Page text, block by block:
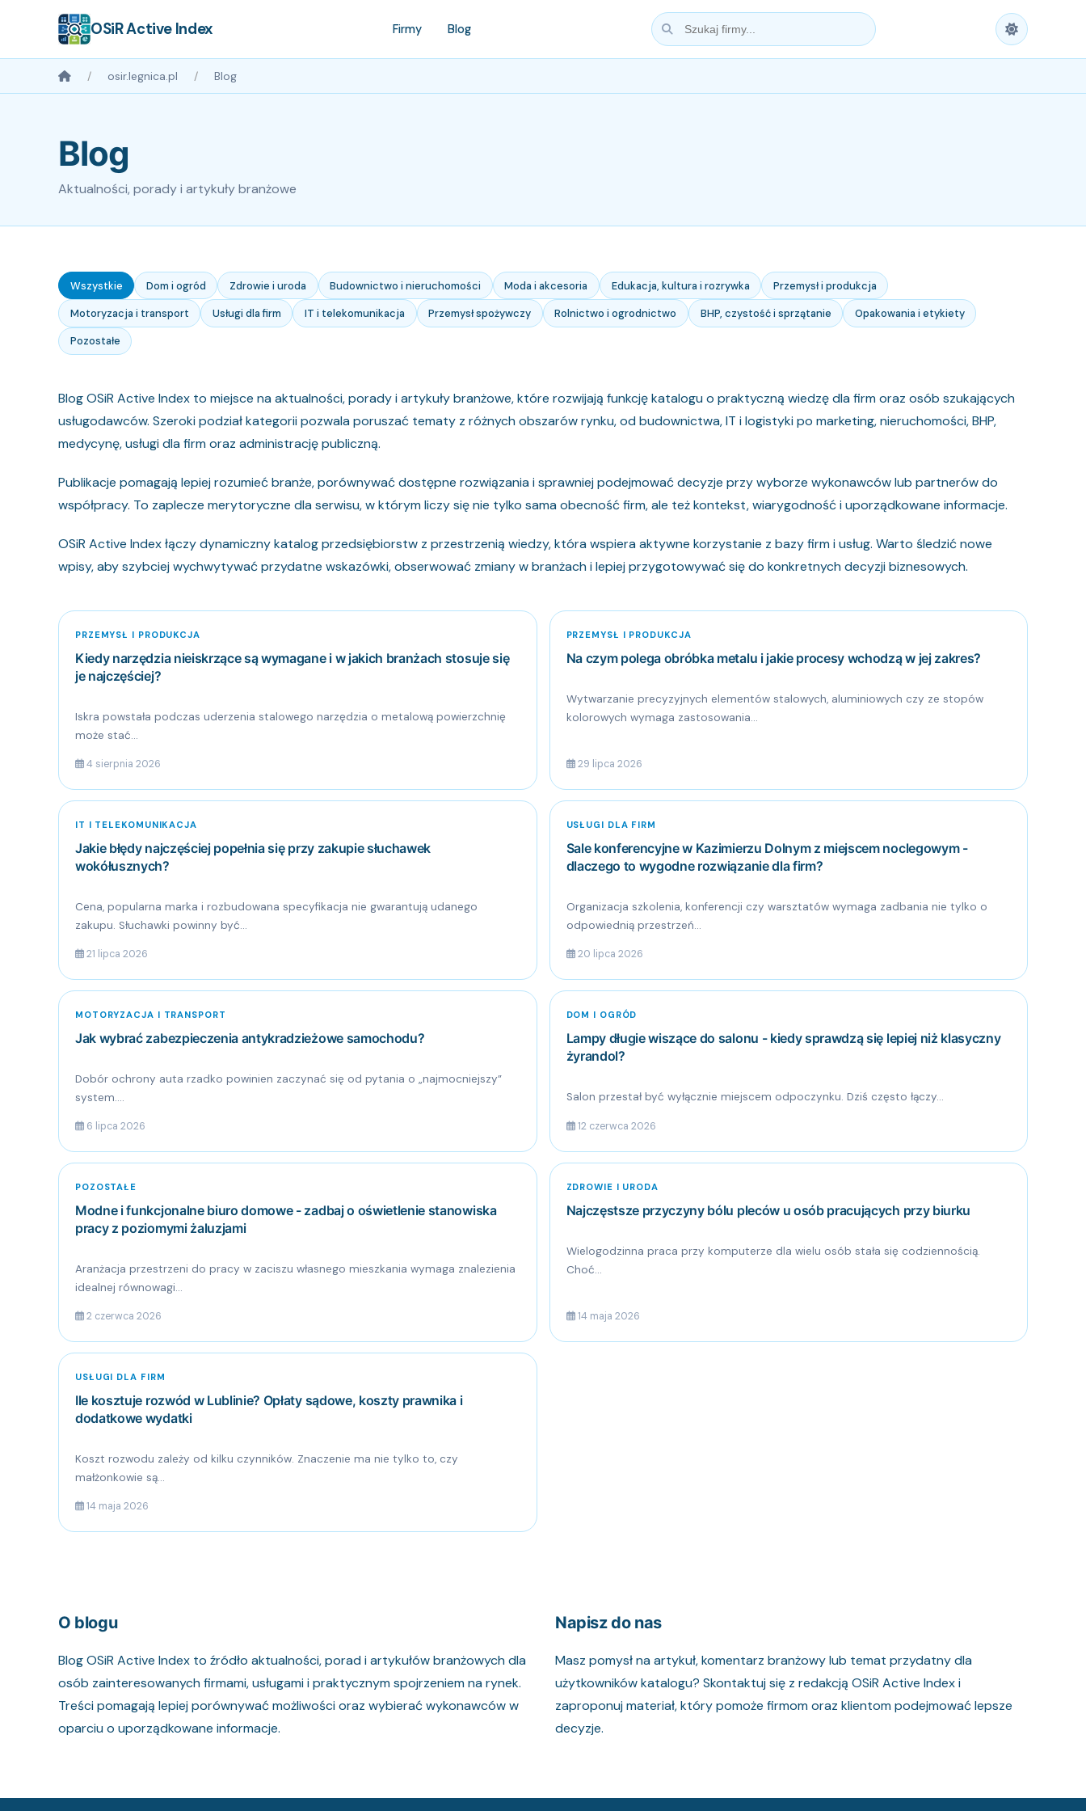
OSiR Active Index Firmy Blog
osir.legnica.pl Blog
Blog
Aktualności, porady i artykuły branżowe
Wszystkie Dom i ogród Zdrowie i uroda Budownictwo i nieruchomości Moda i akcesoria Edukacja, kultura i rozrywka Przemysł i produkcja
Motoryzacja i transport Usługi dla firm IT i telekomunikacja Przemysł spożywczy Rolnictwo i ogrodnictwo BHP, czystość i sprzątanie Opakowania i etykiety
Pozostałe
Blog OSiR Active Index to miejsce na aktualności, porady i artykuły branżowe, które rozwijają funkcję katalogu o praktyczną wiedzę dla firm oraz osób szukających
usługodawców. Szeroki podział kategorii pozwala poruszać tematy z różnych obszarów rynku, od budownictwa, IT i logistyki po marketing, nieruchomości, BHP,
medycynę, usługi dla firm oraz administrację publiczną.
Publikacje pomagają lepiej rozumieć branże, porównywać dostępne rozwiązania i sprawniej podejmować decyzje przy wyborze wykonawców lub partnerów do
współpracy. To zaplecze merytoryczne dla serwisu, w którym liczy się nie tylko sama obecność firm, ale też kontekst, wiarygodność i uporządkowane informacje.
OSiR Active Index łączy dynamiczny katalog przedsiębiorstw z przestrzenią wiedzy, która wspiera aktywne korzystanie z bazy firm i usług. Warto śledzić nowe
wpisy, aby szybciej wychwytywać przydatne wskazówki, obserwować zmiany w branżach i lepiej przygotowywać się do konkretnych decyzji biznesowych.
PRZEMYSŁ I PRODUKCJA
Kiedy narzędzia nieiskrzące są wymagane i w jakich branżach stosuje się
je najczęściej?
Iskra powstała podczas uderzenia stalowego narzędzia o metalową powierzchnię
może stać...
4 sierpnia 2026
PRZEMYSŁ I PRODUKCJA
Na czym polega obróbka metalu i jakie procesy wchodzą w jej zakres?
Wytwarzanie precyzyjnych elementów stalowych, aluminiowych czy ze stopów
kolorowych wymaga zastosowania...
29 lipca 2026
IT I TELEKOMUNIKACJA
Jakie błędy najczęściej popełnia się przy zakupie słuchawek
wokółusznych?
Cena, popularna marka i rozbudowana specyfikacja nie gwarantują udanego
zakupu. Słuchawki powinny być...
21 lipca 2026
USŁUGI DLA FIRM
Sale konferencyjne w Kazimierzu Dolnym z miejscem noclegowym -
dlaczego to wygodne rozwiązanie dla firm?
Organizacja szkolenia, konferencji czy warsztatów wymaga zadbania nie tylko o
odpowiednią przestrzeń...
20 lipca 2026
MOTORYZACJA I TRANSPORT
Jak wybrać zabezpieczenia antykradzieżowe samochodu?
Dobór ochrony auta rzadko powinien zaczynać się od pytania o „najmocniejszy”
system....
6 lipca 2026
DOM I OGRÓD
Lampy długie wiszące do salonu - kiedy sprawdzą się lepiej niż klasyczny
żyrandol?
Salon przestał być wyłącznie miejscem odpoczynku. Dziś często łączy...
12 czerwca 2026
POZOSTAŁE
Modne i funkcjonalne biuro domowe - zadbaj o oświetlenie stanowiska
pracy z poziomymi żaluzjami
Aranżacja przestrzeni do pracy w zaciszu własnego mieszkania wymaga znalezienia
idealnej równowagi...
2 czerwca 2026
ZDROWIE I URODA
Najczęstsze przyczyny bólu pleców u osób pracujących przy biurku
Wielogodzinna praca przy komputerze dla wielu osób stała się codziennością.
Choć...
14 maja 2026
USŁUGI DLA FIRM
Ile kosztuje rozwód w Lublinie? Opłaty sądowe, koszty prawnika i
dodatkowe wydatki
Koszt rozwodu zależy od kilku czynników. Znaczenie ma nie tylko to, czy
małżonkowie są...
14 maja 2026
O blogu
Blog OSiR Active Index to źródło aktualności, porad i artykułów branżowych dla
osób zainteresowanych firmami, usługami i praktycznym spojrzeniem na rynek.
Treści pomagają lepiej porównywać możliwości oraz wybierać wykonawców w
oparciu o uporządkowane informacje.
Napisz do nas
Masz pomysł na artykuł, komentarz branżowy lub temat przydatny dla
użytkowników katalogu? Skontaktuj się z redakcją OSiR Active Index i
zaproponuj materiał, który pomoże firmom oraz klientom podejmować lepsze
decyzje.